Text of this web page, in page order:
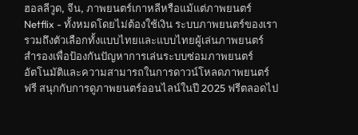
ฮอลลีวูด, จีน, ภาพยนตร์เกาหลีหรือแม้แต่ภาพยนตร์
Netflix - ทั้งหมดโดยไม่ต้องใช้เงิน ระบบภาพยนตร์ของเรา
รวมถึงตัวเลือกทั้งแบบไทยและแบบไทยผู้เล่นภาพยนตร์
สำรองเพื่อป้องกันปัญหาการเล่นระบบซ่อมภาพยนตร์
อัตโนมัติและความสามารถในการดาวน์โหลดภาพยนตร์
ฟรี สนุกกับการดูภาพยนตร์ออนไลน์ในปี 2025 ฟรีตลอดไป